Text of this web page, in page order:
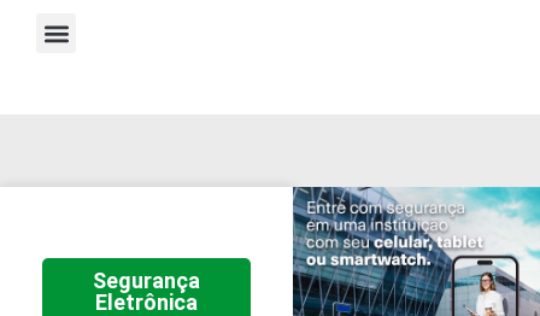
Segurança
Eletrônica